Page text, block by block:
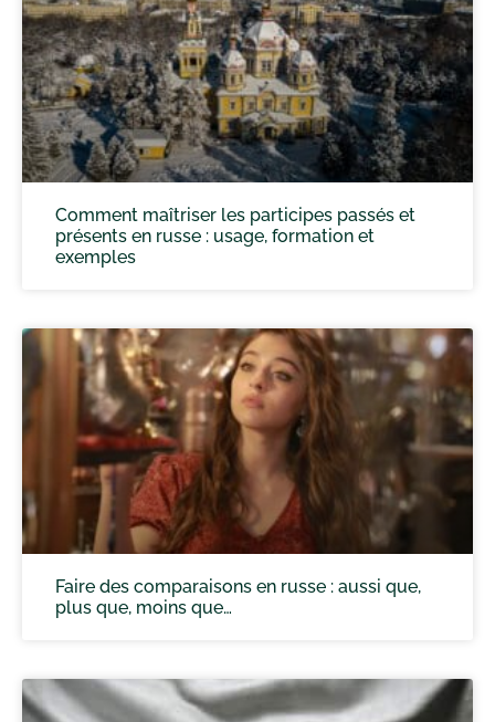
Comment maîtriser les participes passés et
présents en russe : usage, formation et
exemples
Faire des comparaisons en russe : aussi que,
plus que, moins que…